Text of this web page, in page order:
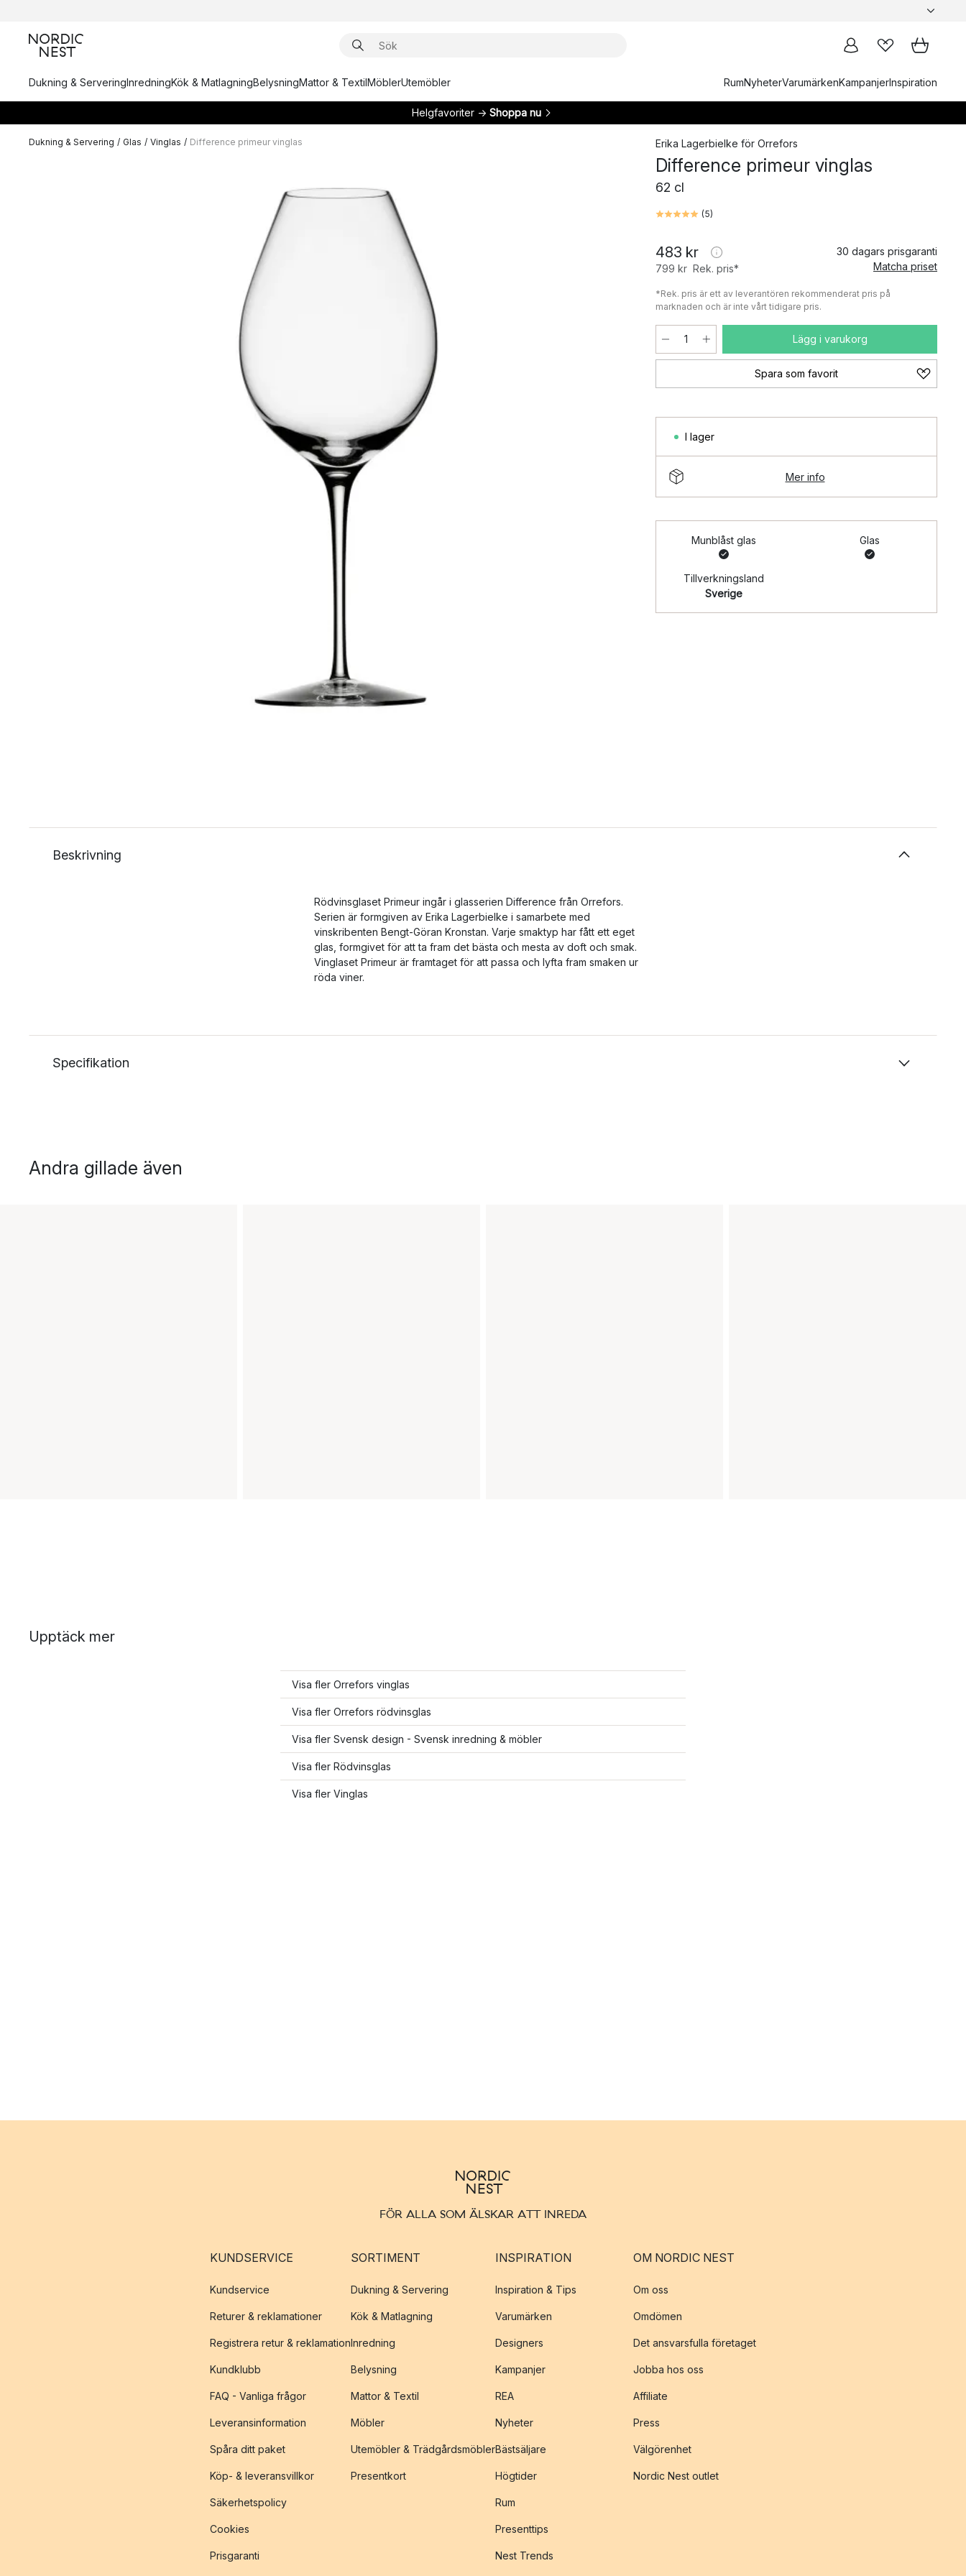
Dukning & ServeringInredningKök & MatlagningBelysningMattor & TextilMöblerUtemöbler RumNyheterVarumärkenKampanjerInspiration
Helgfavoriter → Shoppa nu
Dukning & Servering / Glas / Vinglas / Difference primeur vinglas Erika Lagerbielke för Orrefors
Difference primeur vinglas
62 cl
(5)
483 kr
799 kr Rek. pris*
30 dagars prisgaranti
Matcha priset
*Rek. pris är ett av leverantören rekommenderat pris på
marknaden och är inte vårt tidigare pris.
Lägg i varukorg
Spara som favorit
I lager
Mer info
Munblåst glas Glas
Tillverkningsland
Sverige
Beskrivning
Rödvinsglaset Primeur ingår i glasserien Difference från Orrefors.
Serien är formgiven av Erika Lagerbielke i samarbete med
vinskribenten Bengt-Göran Kronstan. Varje smaktyp har fått ett eget
glas, formgivet för att ta fram det bästa och mesta av doft och smak.
Vinglaset Primeur är framtaget för att passa och lyfta fram smaken ur
röda viner.
Specifikation
Andra gillade även
Upptäck mer
Visa fler Orrefors vinglas
Visa fler Orrefors rödvinsglas
Visa fler Svensk design - Svensk inredning & möbler
Visa fler Rödvinsglas
Visa fler Vinglas
FÖR ALLA SOM ÄLSKAR ATT INREDA
KUNDSERVICE
Kundservice
Returer & reklamationer
Registrera retur & reklamation
Kundklubb
FAQ - Vanliga frågor
Leveransinformation
Spåra ditt paket
Köp- & leveransvillkor
Säkerhetspolicy
Cookies
Prisgaranti
SORTIMENT
Dukning & Servering
Kök & Matlagning
Inredning
Belysning
Mattor & Textil
Möbler
Utemöbler & Trädgårdsmöbler
Presentkort
INSPIRATION
Inspiration & Tips
Varumärken
Designers
Kampanjer
REA
Nyheter
Bästsäljare
Högtider
Rum
Presenttips
Nest Trends
OM NORDIC NEST
Om oss
Omdömen
Det ansvarsfulla företaget
Jobba hos oss
Affiliate
Press
Välgörenhet
Nordic Nest outlet